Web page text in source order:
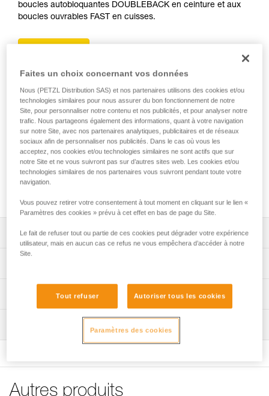
boucles autobloquantes DOUBLEBACK en ceinture et aux
boucles ouvrables FAST en cuisses.
Descriptif
Construction confortable :
en mousse préformée et doublées de tissu respirant,
permettent à l'utilisateur d'évoluer et de travailler
confortablement,
- le bon placement et le maintien du harnais sur
l'utilisateur sont optimum, grâce à la ceinture et aux tours
de cuisse semi-rigides,
pour éviter les accrochages involontaires quand ils ne
- l'arrière des cuisses est équipé de sangles élastiquées
longe de maintien en utilisation à simple, d'une sellette sur
sur le point de connexion textile.
Points d'attache latéraux: connexion d'une longe de
système d'arrêt des chutes.
Informations techniques
Télécharger le pdf technical-notice-AVAO-SIT-SITFAST-3
Déclaration de conformité
C079BB0X
Conseils pour l'entretien de vos équipements
Procédure de vérification EPI
Télécharger le pdf verif-EPI-harnais-PRO-suivi-FR
Autres produits
Faites un choix concernant vos données
Nous (PETZL Distribution SAS) et nos partenaires utilisons des cookies et/ou
technologies similaires pour nous assurer du bon fonctionnement de notre
Site, pour personnaliser notre contenu et nos publicités, et pour analyser notre
trafic. Nous partageons également des informations, quant à votre navigation
sur notre Site, avec nos partenaires analytiques, publicitaires et de réseaux
sociaux afin de personnaliser nos publicités. Dans le cas où vous les
acceptez, nos cookies et/ou technologies similaires ne sont actifs que sur
notre Site et ne vous suivront pas sur d’autres sites web. Les cookies et/ou
technologies similaires de nos partenaires vous suivront pendant toute votre
navigation.
Vous pouvez retirer votre consentement à tout moment en cliquant sur le lien «
Paramètres des cookies » prévu à cet effet en bas de page du Site.
Le fait de refuser tout ou partie de ces cookies peut dégrader votre expérience
utilisateur, mais en aucun cas ce refus ne vous empêchera d’accéder à notre
Site.
Tout refuser Autoriser tous les cookies
Paramètres des cookies